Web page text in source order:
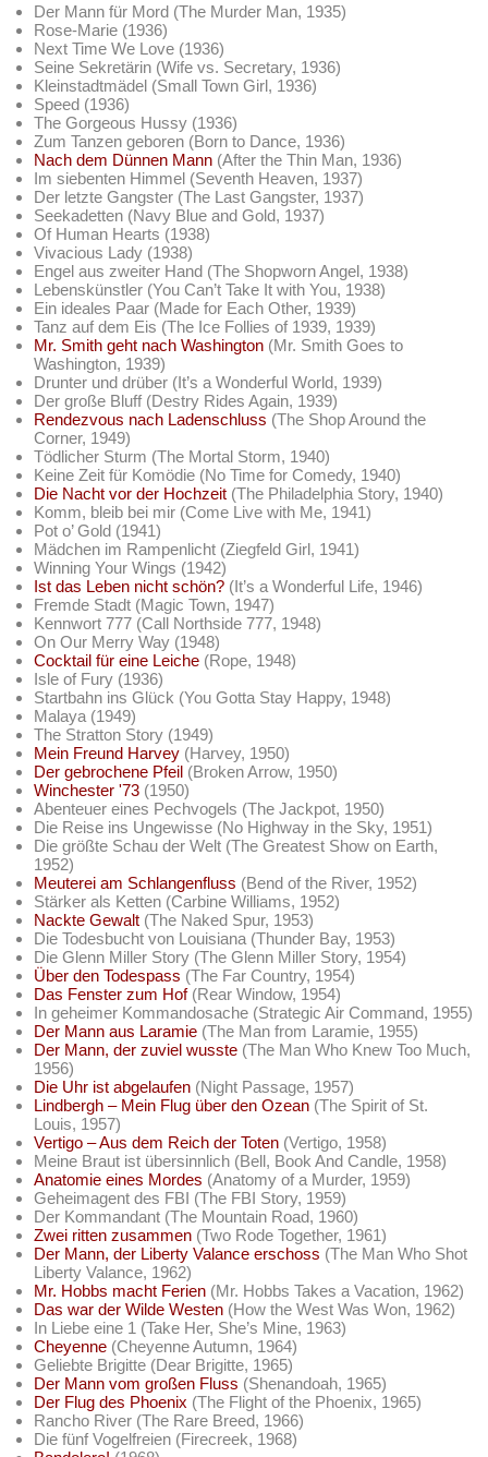
Der Mann für Mord (The Murder Man, 1935)
Rose-Marie (1936)
Next Time We Love (1936)
Seine Sekretärin (Wife vs. Secretary, 1936)
Kleinstadtmädel (Small Town Girl, 1936)
Speed (1936)
The Gorgeous Hussy (1936)
Zum Tanzen geboren (Born to Dance, 1936)
Nach dem Dünnen Mann (After the Thin Man, 1936)
Im siebenten Himmel (Seventh Heaven, 1937)
Der letzte Gangster (The Last Gangster, 1937)
Seekadetten (Navy Blue and Gold, 1937)
Of Human Hearts (1938)
Vivacious Lady (1938)
Engel aus zweiter Hand (The Shopworn Angel, 1938)
Lebenskünstler (You Can’t Take It with You, 1938)
Ein ideales Paar (Made for Each Other, 1939)
Tanz auf dem Eis (The Ice Follies of 1939, 1939)
Mr. Smith geht nach Washington (Mr. Smith Goes to
Washington, 1939)
Drunter und drüber (It’s a Wonderful World, 1939)
Der große Bluff (Destry Rides Again, 1939)
Rendezvous nach Ladenschluss (The Shop Around the
Corner, 1949)
Tödlicher Sturm (The Mortal Storm, 1940)
Keine Zeit für Komödie (No Time for Comedy, 1940)
Die Nacht vor der Hochzeit (The Philadelphia Story, 1940)
Komm, bleib bei mir (Come Live with Me, 1941)
Pot o’ Gold (1941)
Mädchen im Rampenlicht (Ziegfeld Girl, 1941)
Winning Your Wings (1942)
Ist das Leben nicht schön? (It’s a Wonderful Life, 1946)
Fremde Stadt (Magic Town, 1947)
Kennwort 777 (Call Northside 777, 1948)
On Our Merry Way (1948)
Cocktail für eine Leiche (Rope, 1948)
Isle of Fury (1936)
Startbahn ins Glück (You Gotta Stay Happy, 1948)
Malaya (1949)
The Stratton Story (1949)
Mein Freund Harvey (Harvey, 1950)
Der gebrochene Pfeil (Broken Arrow, 1950)
Winchester '73 (1950)
Abenteuer eines Pechvogels (The Jackpot, 1950)
Die Reise ins Ungewisse (No Highway in the Sky, 1951)
Die größte Schau der Welt (The Greatest Show on Earth,
1952)
Meuterei am Schlangenfluss (Bend of the River, 1952)
Stärker als Ketten (Carbine Williams, 1952)
Nackte Gewalt (The Naked Spur, 1953)
Die Todesbucht von Louisiana (Thunder Bay, 1953)
Die Glenn Miller Story (The Glenn Miller Story, 1954)
Über den Todespass (The Far Country, 1954)
Das Fenster zum Hof(Rear Window, 1954)
In geheimer Kommandosache (Strategic Air Command, 1955)
Der Mann aus Laramie (The Man from Laramie, 1955)
Der Mann, der zuviel wusste (The Man Who Knew Too Much,
1956)
Die Uhr ist abgelaufen (Night Passage, 1957)
Lindbergh – Mein Flug über den Ozean (The Spirit of St.
Louis, 1957)
Vertigo – Aus dem Reich der Toten (Vertigo, 1958)
Meine Braut ist übersinnlich (Bell, Book And Candle, 1958)
Anatomie eines Mordes (Anatomy of a Murder, 1959)
Geheimagent des FBI (The FBI Story, 1959)
Der Kommandant (The Mountain Road, 1960)
Zwei ritten zusammen (Two Rode Together, 1961)
Der Mann, der Liberty Valance erschoss (The Man Who Shot
Liberty Valance, 1962)
Mr. Hobbs macht Ferien (Mr. Hobbs Takes a Vacation, 1962)
Das war der Wilde Westen (How the West Was Won, 1962)
In Liebe eine 1 (Take Her, She’s Mine, 1963)
Cheyenne (Cheyenne Autumn, 1964)
Geliebte Brigitte (Dear Brigitte, 1965)
Der Mann vom großen Fluss (Shenandoah, 1965)
Der Flug des Phoenix (The Flight of the Phoenix, 1965)
Rancho River (The Rare Breed, 1966)
Die fünf Vogelfreien (Firecreek, 1968)